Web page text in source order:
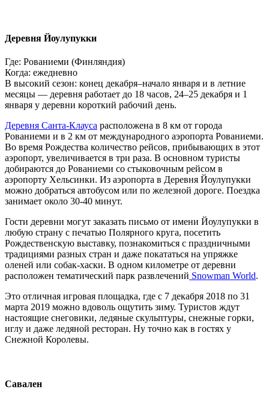
Деревня Йоулупукки
Где: Рованиеми (Финляндия)
Когда: ежедневно
В высокий сезон: конец декабря–начало января и в летние
месяцы — деревня работает до 18 часов, 24–25 декабря и 1
января у деревни короткий рабочий день.
Деревня Санта-Клауса расположена в 8 км от города
Рованиеми и в 2 км от международного аэропорта Рованиеми.
Во время Рождества количество рейсов, прибывающих в этот
аэропорт, увеличивается в три раза. В основном туристы
добираются до Рованиеми со стыковочным рейсом в
аэропорту Хельсинки. Из аэропорта в Деревня Йоулупукки
можно добраться автобусом или по железной дороге. Поездка
занимает около 30-40 минут.
Гости деревни могут заказать письмо от имени Йоулупукки в
любую страну с печатью Полярного круга, посетить
Рождественскую выставку, познакомиться с праздничными
традициями разных стран и даже покататься на упряжке
оленей или собак-хаски. В одном километре от деревни
расположен тематический парк развлечений Snowman World.
Это отличная игровая площадка, где с 7 декабря 2018 по 31
марта 2019 можно вдоволь ощутить зиму. Туристов ждут
настоящие снеговики, ледяные скульптуры, снежные горки,
иглу и даже ледяной ресторан. Ну точно как в гостях у
Снежной Королевы.
Савален